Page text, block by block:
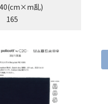
40(cm×m乱)
165